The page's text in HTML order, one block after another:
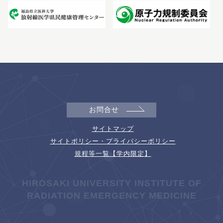
お問合せ
サイトマップ
サイトポリシー・プライバシーポリシー
規程等一覧【学内限定】
HIROSAKI UNIVERSITY INSTITUTE OF
RADIATION EMERGENCY MEDICINE